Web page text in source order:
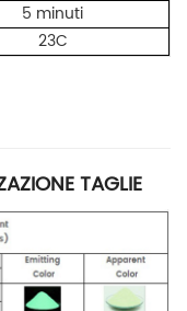
5 minuti
23C
TAGLIE